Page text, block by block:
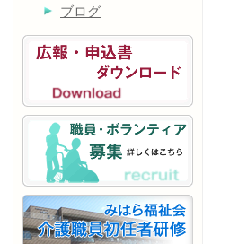
ブログ